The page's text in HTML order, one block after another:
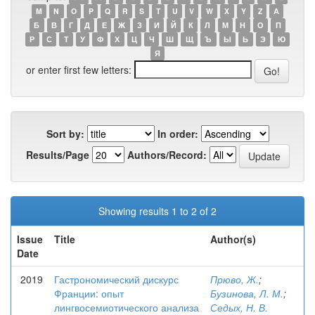
M
N O P Q R S T U V W X Y Z
А
Б
В Г Д Е Ж З И Й К Л М Н О
П
Р
С Т У Ф Х Ц Ч Ш Щ Ъ Ы Ь Э
Ю
Я
or enter first few letters:
Sort by:
In order:
Results/Page
Authors/Record:
Showing results 1 to 2 of 2
Issue
Date
Title Author(s)
2019
Гастрономический дискурс
Франции: опыт
лингвосемиотического анализа
Прюво, Ж.;
Бузинова, Л. М.;
Седых, Н. В.